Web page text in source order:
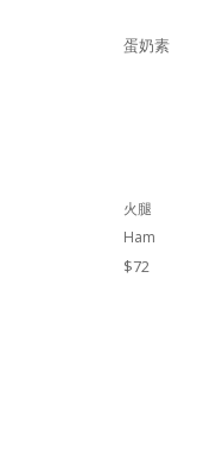
蛋奶素
火腿
Ham
$72